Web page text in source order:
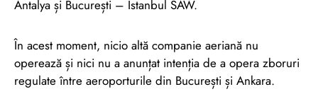
Antalya și București – Istanbul SAW.
În acest moment, nicio altă companie aeriană nu
operează și nici nu a anunțat intenția de a opera zboruri
regulate între aeroporturile din București și Ankara.